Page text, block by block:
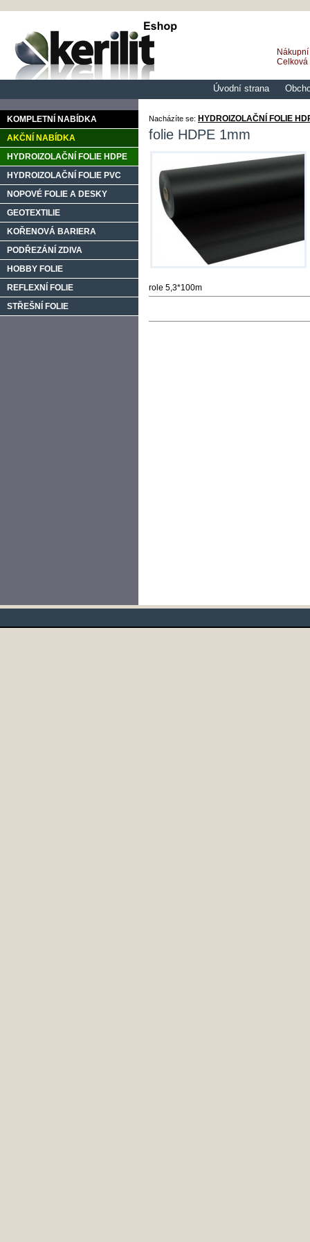
Nacházíte se: HYDROIZOLAČNÍ FOLIE
folie HDPE 1mm
role 5,3*100m
KOMPLETNÍ NABÍDKA
AKČNÍ NABÍDKA
HYDROIZOLAČNÍ FOLIE HDPE
HYDROIZOLAČNÍ FOLIE PVC
NOPOVÉ FOLIE A DESKY
GEOTEXTILIE
KOŘENOVÁ BARIERA
PODŘEZÁNÍ ZDIVA
HOBBY FOLIE
REFLEXNÍ FOLIE
STŘEŠNÍ FOLIE
Úvodní strana